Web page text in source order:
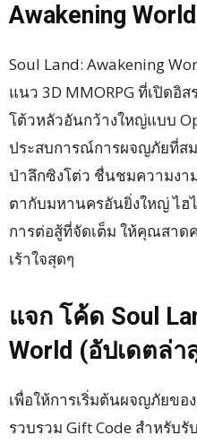
Awakening
Soul Land: Awakening
แนว 3D MMORPG ที่เปิดอิ
โต้วหลัวอันกว้างใหญ่แบบ
ประสบการณ์การผจญภัยที่สม
ป่าลึกซิงโต่ว ชื่นชมความงา
ตากับมหานครอันยิ่งใหญ่ ไฮ
การต่อสู้ที่จัดเต็ม ให้คุณสาด
เร้าใจสุดๆ
แจก โค้ด Soul
World (อัปเดตล่า
เพื่อให้การเริ่มต้นผจญภัยขอ
รวบรวม Gift Code สำหรับ